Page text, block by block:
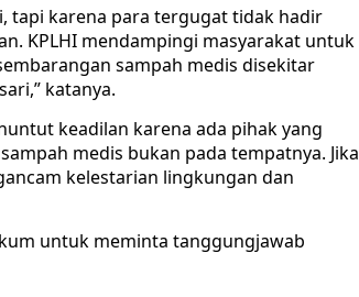
tapi karena para tergugat tidak hadir
KPLHI mendampingi masyarakat untuk
sampah medis disekitar
katanya.
keadilan karena ada pihak yang
medis bukan pada tempatnya. Jika
kelestarian lingkungan dan
untuk meminta tanggungjawab